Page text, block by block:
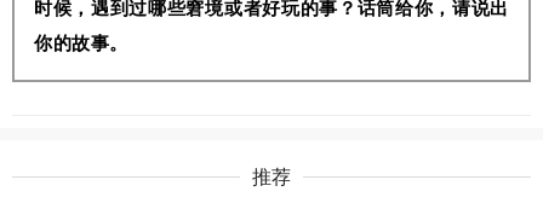
时候，遇到过哪些窘境或者好玩的事？话筒给你，请说出
你的故事。
推荐